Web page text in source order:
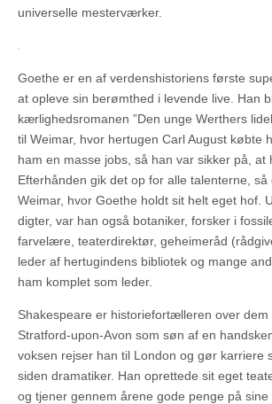
universelle mesterværker.
Goethe er en af verdenshistoriens første
at opleve sin berømthed i levende live. Han
kærlighedsromanen ”Den unge Werthers
til Weimar, hvor hertugen Carl August købte
ham en masse jobs, så han var sikker på, at
Efterhånden gik det op for alle talenterne,
Weimar, hvor Goethe holdt sit helt eget hof.
digter, var han også botaniker, forsker i
farvelære, teaterdirektør, geheimeråd
leder af hertugindens bibliotek og mange
ham komplet som leder.
Shakespeare er historiefortælleren over
Stratford-upon-Avon som søn af en
voksen rejser han til London og gør karriere
siden dramatiker. Han oprettede sit eget
og tjener gennem årene gode penge på